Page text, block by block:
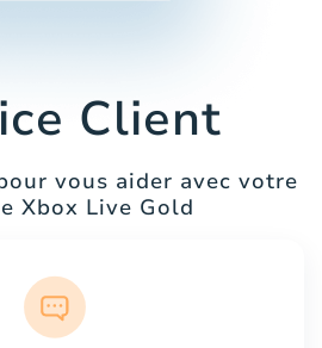
Client
vous aider avec votre
Xbox Live Gold